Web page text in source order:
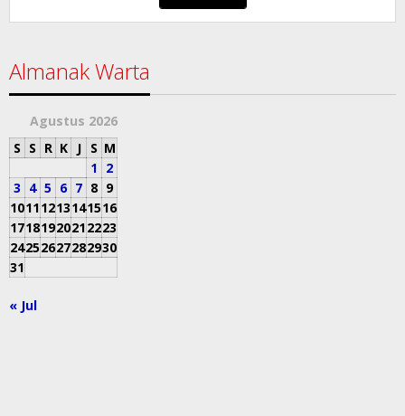
Almanak Warta
Agustus 2026
S S R K J S M
1 2
3 4 5 6 7 8 9
10111213141516
17181920212223
24252627282930
31
« Jul